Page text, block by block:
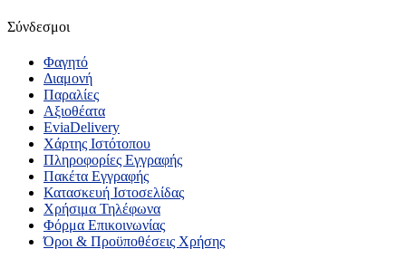
Σύνδεσμοι
Φαγητό
Διαμονή
Παραλίες
Αξιοθέατα
EviaDelivery
Χάρτης Ιστότοπου
Πληροφορίες Εγγραφής
Πακέτα Εγγραφής
Κατασκευή Ιστοσελίδας
Χρήσιμα Τηλέφωνα
Φόρμα Επικοινωνίας
Όροι & Προϋποθέσεις Xρήσης